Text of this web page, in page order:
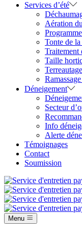
Services d’été
Aération
Tonte de
Traitement
Taille
Terreautage
Déneigement
Secteur
Info
Alerte
Témoignages
Contact
Soumission
Menu